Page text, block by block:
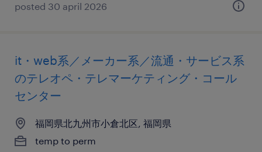
posted 30 april 2026
it・web系／メーカー系／流通・サービス系
のテレオペ・テレマーケティング・コール
センター
福岡県北九州市小倉北区, 福岡県
temp to perm